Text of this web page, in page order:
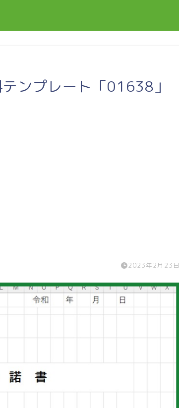
ンプレート「01638」
2023年2月23日